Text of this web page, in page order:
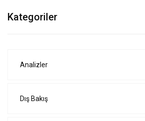
Kategoriler
Analizler
Dış Bakış